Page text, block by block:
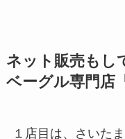
ネット販売もし
ベーグル専門店
１店目は、さいた